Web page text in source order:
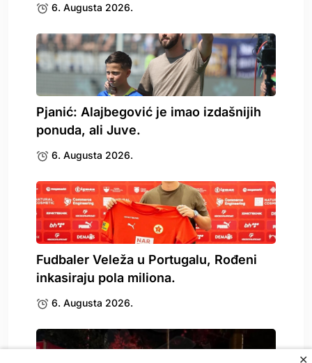
✕
6. Augusta 2026.
Pjanić: Alajbegović je imao izdašnijih
ponuda, ali Juve.
6. Augusta 2026.
Fudbaler Veleža u Portugalu, Rođeni
inkasiraju pola miliona.
6. Augusta 2026.